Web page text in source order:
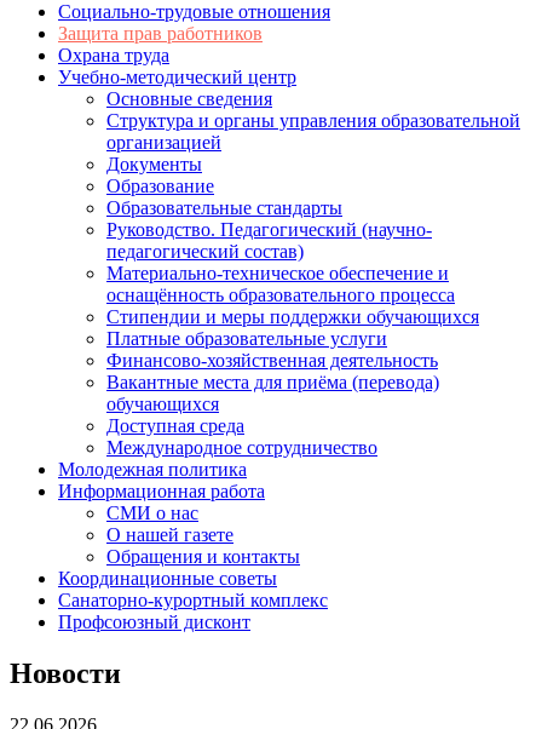
Социально-трудовые отношения
Защита прав работников
Охрана труда
Учебно-методический центр
Основные сведения
Структура и органы управления образовательной
организацией
Документы
Образование
Образовательные стандарты
Руководство. Педагогический (научно-
педагогический состав)
Материально-техническое обеспечение и
оснащённость образовательного процесса
Стипендии и меры поддержки обучающихся
Платные образовательные услуги
Финансово-хозяйственная деятельность
Вакантные места для приёма (перевода)
обучающихся
Доступная среда
Международное сотрудничество
Молодежная политика
Информационная работа
СМИ о нас
О нашей газете
Обращения и контакты
Координационные советы
Санаторно-курортный комплекс
Профсоюзный дисконт
Новости
22.06.2026